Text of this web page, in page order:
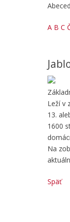
A B C
Leží v
13.
1600
Na
Späť